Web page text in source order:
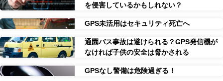
を侵害しているかもしれない？
GPS未活用はセキュリティ死亡へ
通園バス事故は避けられる？GPS発信機が
なければ子供の安全は脅かされる
GPSなし警備は危険過ぎる！